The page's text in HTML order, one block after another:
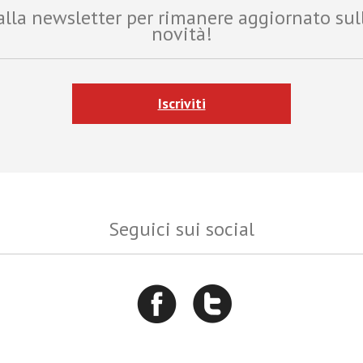
newsletter per rimanere aggiornato
novità!
Iscriviti
Seguici sui social